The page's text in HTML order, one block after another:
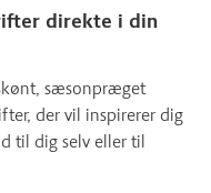
direkte i din
sæsonpræget
der vil inspirerer dig
til dig selv eller til